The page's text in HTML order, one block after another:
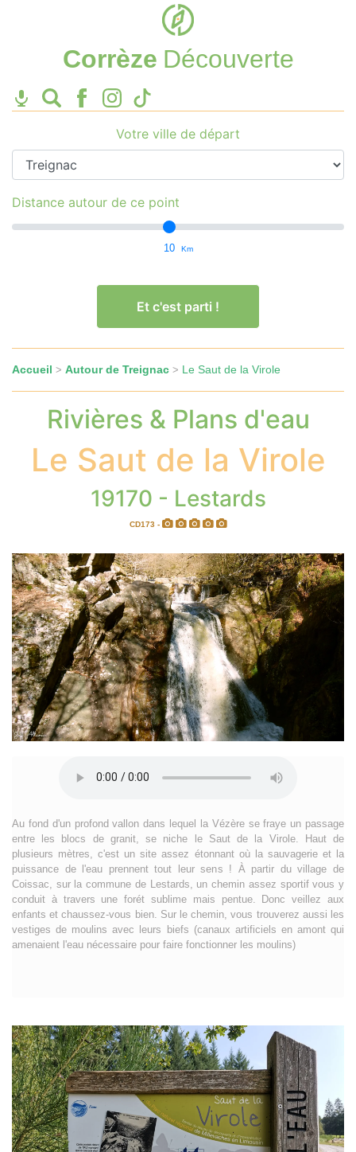
Corrèze Découverte
Votre ville de départ
Distance autour de ce point
10 Km
Et c'est parti !
Accueil > Autour de Treignac > Le Saut de la Virole
Rivières & Plans d'eau
Le Saut de la Virole
19170 - Lestards
CD173 -
Au fond d'un profond vallon dans lequel la Vézère se fraye un passage
entre les blocs de granit, se niche le Saut de la Virole. Haut de
plusieurs mètres, c'est un site assez étonnant où la sauvagerie et la
puissance de l'eau prennent tout leur sens ! À partir du village de
Coissac, sur la commune de Lestards, un chemin assez sportif vous y
conduit à travers une forét sublime mais pentue. Donc veillez aux
enfants et chaussez-vous bien. Sur le chemin, vous trouverez aussi les
vestiges de moulins avec leurs biefs (canaux artificiels en amont qui
amenaient l'eau nécessaire pour faire fonctionner les moulins)